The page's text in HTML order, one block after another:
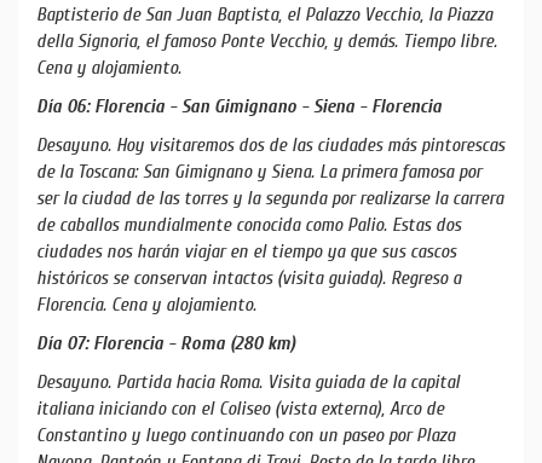
Baptisterio de San Juan Baptista, el Palazzo Vecchio, la Piazza
della Signoria, el famoso Ponte Vecchio, y demás. Tiempo libre.
Cena y alojamiento.
Día 06: Florencia - San Gimignano - Siena - Florencia
Desayuno. Hoy visitaremos dos de las ciudades más pintorescas
de la Toscana: San Gimignano y Siena. La primera famosa por
ser la ciudad de las torres y la segunda por realizarse la carrera
de caballos mundialmente conocida como Palio. Estas dos
ciudades nos harán viajar en el tiempo ya que sus cascos
históricos se conservan intactos (visita guiada). Regreso a
Florencia. Cena y alojamiento.
Día 07: Florencia - Roma (280 km)
Desayuno. Partida hacia Roma. Visita guiada de la capital
italiana iniciando con el Coliseo (vista externa), Arco de
Constantino y luego continuando con un paseo por Plaza